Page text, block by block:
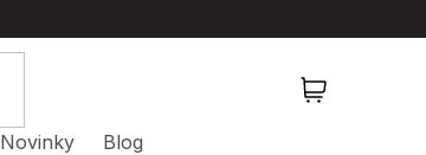
Novinky Blog